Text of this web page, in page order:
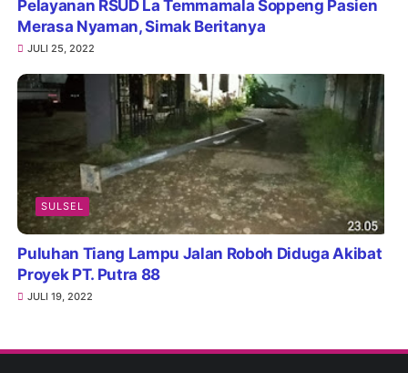
Pelayanan RSUD La Temmamala Soppeng Pasien
Merasa Nyaman, Simak Beritanya
JULI 25, 2022
SULSEL
Puluhan Tiang Lampu Jalan Roboh Diduga Akibat
Proyek PT. Putra 88
JULI 19, 2022